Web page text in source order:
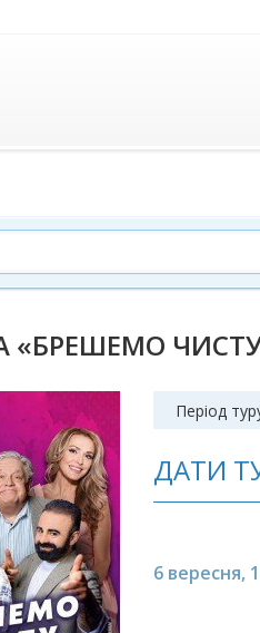
«БРЕШЕМО
Період
ДАТИ
6 вересня,